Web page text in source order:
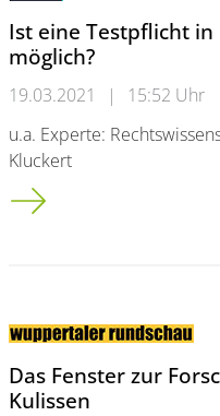
Ist eine Testpflicht
möglich?
19.03.2021 |
15:52 Uhr
u.a. Experte:
Kluckert
Ist eine Testpflicht in
Das Fenster zur
Kulissen